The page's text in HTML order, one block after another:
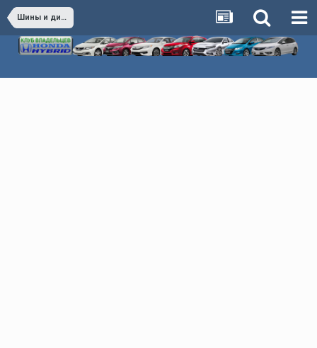
Шины и диски